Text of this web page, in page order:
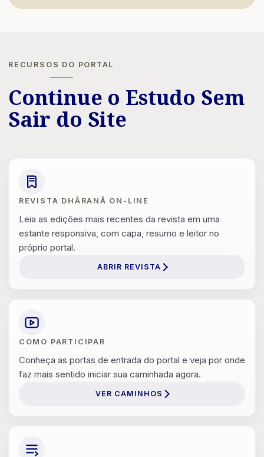
RECURSOS DO PORTAL
Continue o Estudo Sem
Sair do Site
REVISTA DHÂRANÂ ON-LINE
Leia as edições mais recentes da revista em uma
estante responsiva, com capa, resumo e leitor no
próprio portal.
ABRIR REVISTA
COMO PARTICIPAR
Conheça as portas de entrada do portal e veja por onde
faz mais sentido iniciar sua caminhada agora.
VER CAMINHOS